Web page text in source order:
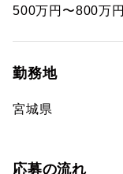
500万円〜800万円
勤務地
宮城県
応募の流れ